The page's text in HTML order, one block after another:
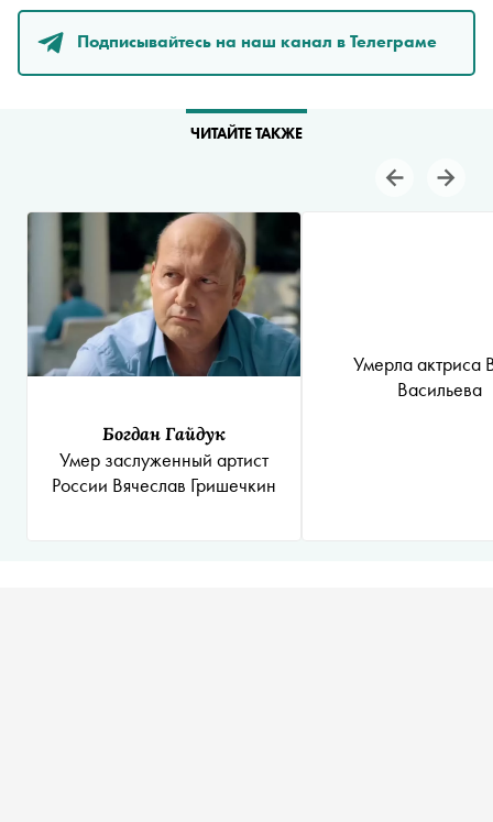
Подписывайтесь на наш канал в Телеграме
ЧИТАЙТЕ ТАКЖЕ
Богдан Гайдук
Умер заслуженный артист
России Вячеслав Гришечкин
Умерла актриса
Васильева